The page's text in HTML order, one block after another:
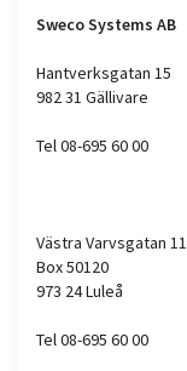
Sweco Systems AB
Hantverksgatan 15
982 31 Gällivare
Tel 08-695 60 00
Västra Varvsgatan 11
Box 50120
973 24 Luleå
Tel 08-695 60 00